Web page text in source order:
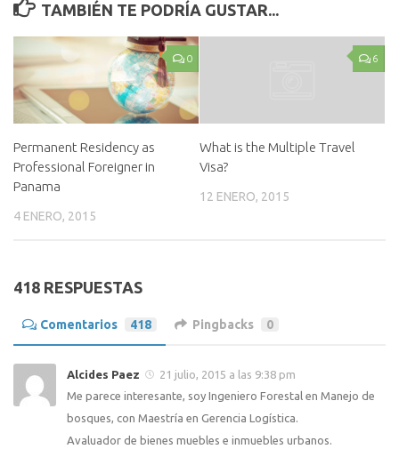
TAMBIÉN TE PODRÍA GUSTAR...
0
Permanent Residency as
Professional Foreigner in
Panama
4 ENERO, 2015
6
What is the Multiple Travel
Visa?
12 ENERO, 2015
418 RESPUESTAS
Comentarios 418 Pingbacks 0
Alcides Paez
21 julio, 2015 a las 9:38 pm
Me parece interesante, soy Ingeniero Forestal en Manejo de
bosques, con Maestría en Gerencia Logística.
Avaluador de bienes muebles e inmuebles urbanos.